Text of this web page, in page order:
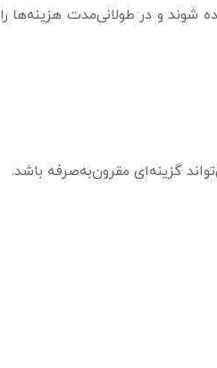
شوند و در طولانی‌مدت هزینه‌ها را
گزینه‌ای مقرون‌به‌صرفه باشد.